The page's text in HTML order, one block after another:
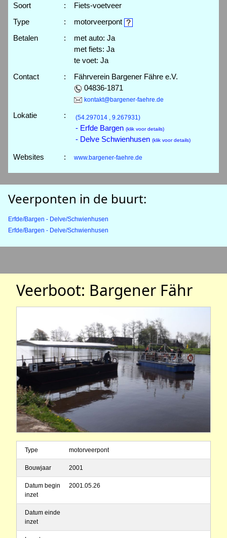
Soort
:
Fiets-voetveer
Type
:
motorveerpont
Betalen
:
met auto: Ja
met fiets: Ja
te voet: Ja
Contact
:
Fährverein Bargener Fähre e.V.
04836-1871
kontakt@bargener-faehre.de
Lokatie : (54.297014 , 9.267931)
- Erfde Bargen (klik voor details)
- Delve Schwienhusen (klik voor details)
Websites : www.bargener-faehre.de
Veerponten in de buurt:
Erfde/Bargen - Delve/Schwienhusen
Erfde/Bargen - Delve/Schwienhusen
Veerboot: Bargener Fähr
Type motorveerpont
Bouwjaar 2001
Datum begin
inzet
2001.05.26
Datum einde
inzet